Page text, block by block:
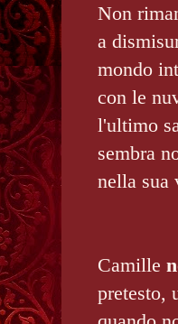
Non
a
mondo
con le
l'ultimo
sembra
nella sua
Camille
pretesto,